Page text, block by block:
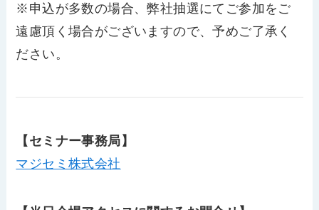
※申込が多数の場合、弊社抽選にてご参加をご
遠慮頂く場合がございますので、予めご了承く
ださい。
【セミナー事務局】
マジセミ株式会社